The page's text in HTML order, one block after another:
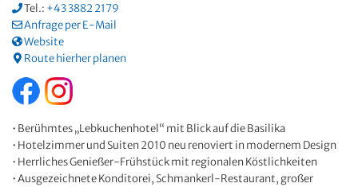
Tel.: +43 3882 2179
Anfrage per E-Mail
Website
Route hierher planen
• Berühmtes „Lebkuchenhotel“ mit Blick auf die Basilika
• Hotelzimmer und Suiten 2010 neu renoviert in modernem Design
• Herrliches Genießer-Frühstück mit regionalen Köstlichkeiten
• Ausgezeichnete Konditorei, Schmankerl-Restaurant, großer